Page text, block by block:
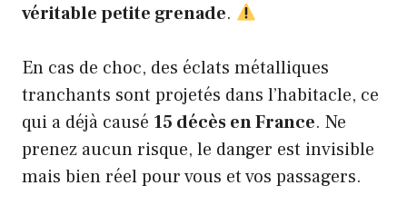
véritable petite grenade.
En cas de choc, des éclats métalliques
tranchants sont projetés dans l’habitacle, ce
qui a déjà causé 15 décès en France. Ne
prenez aucun risque, le danger est invisible
mais bien réel pour vous et vos passagers.